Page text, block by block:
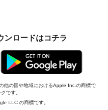
ンロードはコチラ
他の国や地域におけるApple Inc.の商標で
です。
LLC の商標です。